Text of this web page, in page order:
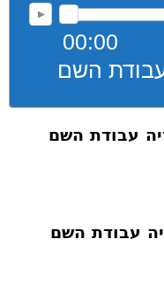
00:00
השם
עבודת השם
עבודת השם